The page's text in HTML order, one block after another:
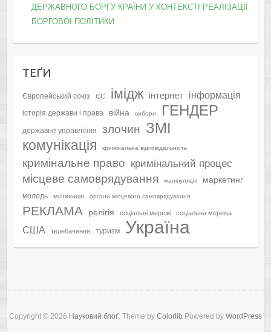
ДЕРЖАВНОГО БОРГУ КРАЇНИ У КОНТЕКСТІ РЕАЛІЗАЦІЇ
БОРГОВОЇ ПОЛІТИКИ
ТЕҐИ
Європейський союз ЄС імідж інтернет інформація
історія держави і права війна вибори ГЕНДЕР
державне управління злочин ЗМІ
комунікація кримінальна відповідальність
кримінальне право кримінальний процес
місцеве самоврядування маніпуляція маркетинг
молодь мотивація органи місцевого самоврядування
РЕКЛАМА релігія соціальні мережі соціальна мережа
США телебачення туризм Україна
Copyright © 2026 Науковий блоґ. Theme by Colorlib Powered by WordPress